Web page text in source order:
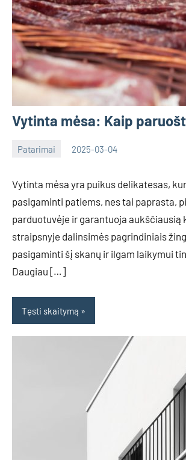
Vytinta mėsa: Kaip
Patarimai 2025-03-04
Vytinta mėsa yra puikus delikatesas,
pasigaminti patiems, nes tai paprasta,
parduotuvėje ir garantuoja aukščiausią
straipsnyje dalinsimės pagrindiniais
pasigaminti šį skanų ir ilgam laikymui
Daugiau […]
Tęsti skaitymą